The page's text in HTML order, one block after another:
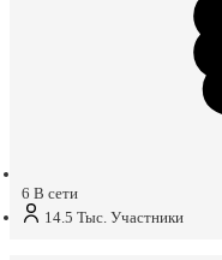
6 В сети
14.5 Тыс. Участники